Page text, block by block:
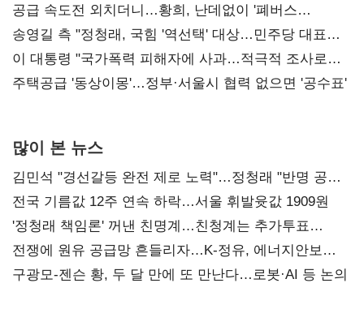
사과부터"
공급 속도전 외치더니…황희, 난데없이 '폐버스
리모델링' 제안
송영길 측 "정청래, 국힘 '역선택' 대상…민주당 대표로
총선 지휘 못해"
이 대통령 "국가폭력 피해자에 사과…적극적 조사로
진실 밝혀야"
주택공급 '동상이몽'…정부·서울시 협력 없으면 '공수표'
많이 본 뉴스
김민석 "경선갈등 완전 제로 노력"…정청래 "반명 공세
사과부터"
전국 기름값 12주 연속 하락…서울 휘발윳값 1909원
'정청래 책임론' 꺼낸 친명계…친청계는 추가투표
때리기
전쟁에 원유 공급망 흔들리자…K-정유, 에너지안보
핵심으로 재부상
구광모-젠슨 황, 두 달 만에 또 만난다…로봇·AI 등 논의